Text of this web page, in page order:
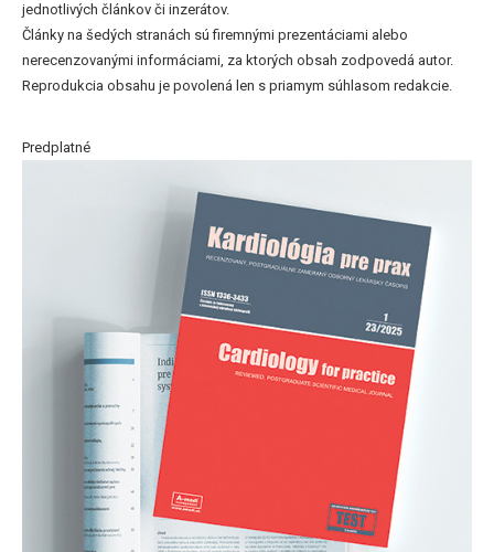
jednotlivých článkov či inzerátov.
Články na šedých stranách sú firemnými prezentáciami alebo
nerecenzovanými informáciami, za ktorých obsah zodpovedá autor.
Reprodukcia obsahu je povolená len s priamym súhlasom redakcie.
Predplatné